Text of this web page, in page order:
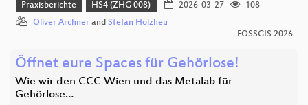
Praxisberichte HS4 (ZHG 008) 2026-03-27
108
Oliver Archner and Stefan Holzheu
FOSSGIS 2026
Öffnet eure Spaces für Gehörlose!
Wie wir den CCC Wien und das Metalab für
Gehörlose…